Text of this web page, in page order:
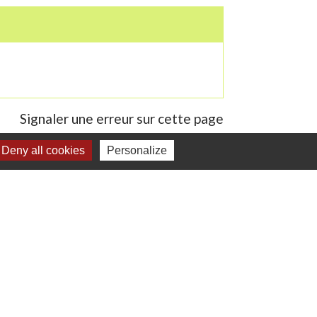
Signaler une erreur sur cette page
Deny all cookies Personalize